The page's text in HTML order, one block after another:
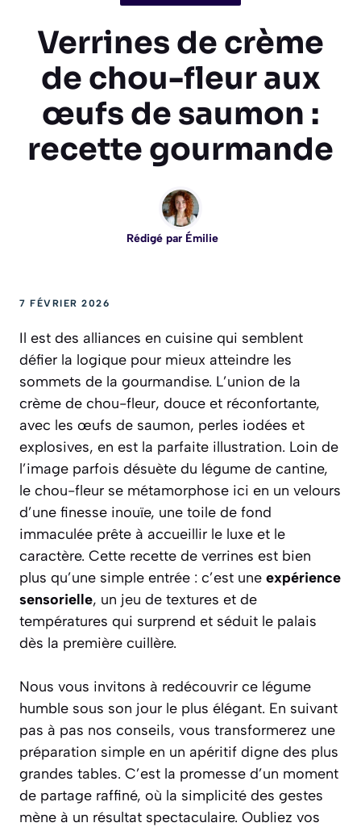
Verrines de crème
de chou-fleur aux
œufs de saumon :
recette gourmande
Rédigé par Émilie
7 FÉVRIER 2026
Il est des alliances en cuisine qui semblent
défier la logique pour mieux atteindre les
sommets de la gourmandise. L’union de la
crème de chou-fleur, douce et réconfortante,
avec les œufs de saumon, perles iodées et
explosives, en est la parfaite illustration. Loin de
l’image parfois désuète du légume de cantine,
le chou-fleur se métamorphose ici en un velours
d’une finesse inouïe, une toile de fond
immaculée prête à accueillir le luxe et le
caractère. Cette recette de verrines est bien
plus qu’une simple entrée : c’est une expérience
sensorielle, un jeu de textures et de
températures qui surprend et séduit le palais
dès la première cuillère.
Nous vous invitons à redécouvrir ce légume
humble sous son jour le plus élégant. En suivant
pas à pas nos conseils, vous transformerez une
préparation simple en un apéritif digne des plus
grandes tables. C’est la promesse d’un moment
de partage raffiné, où la simplicité des gestes
mène à un résultat spectaculaire. Oubliez vos